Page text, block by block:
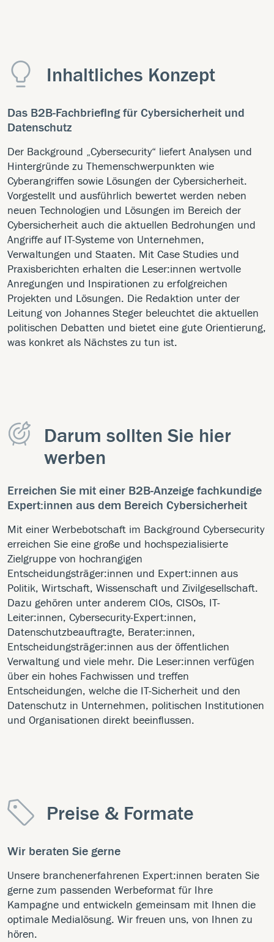
Inhaltliches Konzept
Das B2B-Fachbriefing für Cybersicherheit und
Datenschutz
Der Background „Cybersecurity“ liefert Analysen und
Hintergründe zu Themenschwerpunkten wie
Cyberangriffen sowie Lösungen der Cybersicherheit.
Vorgestellt und ausführlich bewertet werden neben
neuen Technologien und Lösungen im Bereich der
Cybersicherheit auch die aktuellen Bedrohungen und
Angriffe auf IT-Systeme von Unternehmen,
Verwaltungen und Staaten. Mit Case Studies und
Praxisberichten erhalten die Leser:innen wertvolle
Anregungen und Inspirationen zu erfolgreichen
Projekten und Lösungen. Die Redaktion unter der
Leitung von Johannes Steger beleuchtet die aktuellen
politischen Debatten und bietet eine gute Orientierung,
was konkret als Nächstes zu tun ist.
Darum sollten Sie hier
werben
Erreichen Sie mit einer B2B-Anzeige fachkundige
Expert:innen aus dem Bereich Cybersicherheit
Mit einer Werbebotschaft im Background Cybersecurity
erreichen Sie eine große und hochspezialisierte
Zielgruppe von hochrangigen
Entscheidungsträger:innen und Expert:innen aus
Politik, Wirtschaft, Wissenschaft und Zivilgesellschaft.
Dazu gehören unter anderem CIOs, CISOs, IT-
Leiter:innen, Cybersecurity-Expert:innen,
Datenschutzbeauftragte, Berater:innen,
Entscheidungsträger:innen aus der öffentlichen
Verwaltung und viele mehr. Die Leser:innen verfügen
über ein hohes Fachwissen und treffen
Entscheidungen, welche die IT-Sicherheit und den
Datenschutz in Unternehmen, politischen Institutionen
und Organisationen direkt beeinflussen.
Preise & Formate
Wir beraten Sie gerne
Unsere branchenerfahrenen Expert:innen beraten Sie
gerne zum passenden Werbeformat für Ihre
Kampagne und entwickeln gemeinsam mit Ihnen die
optimale Medialösung. Wir freuen uns, von Ihnen zu
hören.